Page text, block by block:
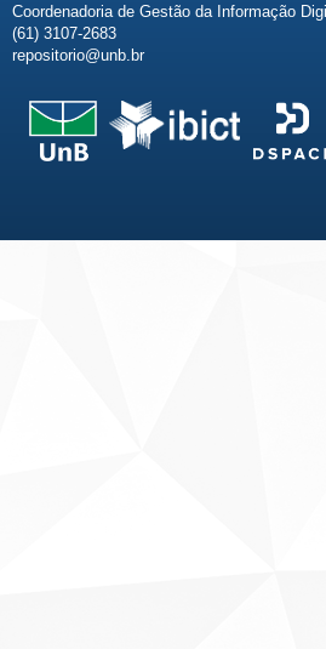
Coordenadoria de Gestão da Informação
(61) 3107-2683
repositorio@unb.br